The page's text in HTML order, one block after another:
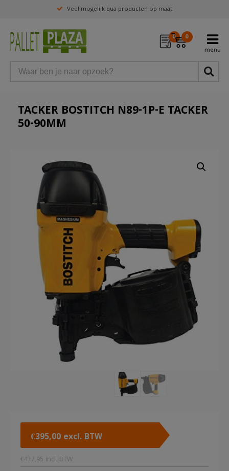
Veel mogelijk qua producten op maat
Nieuwe en gebruikte EPAL-gecertificeerde pallets
0 0
TACKER BOSTITCH N89-1P-E TACKER
50-90MM
€395,00 excl. BTW
€ 477,95 incl. BTW